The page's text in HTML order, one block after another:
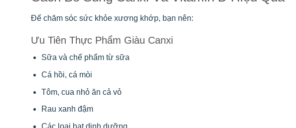
Để chăm sóc sức khỏe xương khớp, bạn nên:
Ưu Tiên Thực Phẩm Giàu Canxi
Sữa và chế phẩm từ sữa
Cá hồi, cá mòi
Tôm, cua nhỏ ăn cả vỏ
Rau xanh đậm
Các loại hạt dinh dưỡng